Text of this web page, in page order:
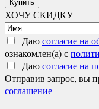
200 руб..
Лилиас
Купить
ХОЧУ СКИДКУ
Даюсогласие на
ознакомлен(а) с
Даюсогласие на
Отправив запрос, вы
соглашение